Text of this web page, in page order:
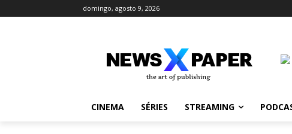
domingo, agosto 9, 2026
CINEMA SÉRIES STREAMING